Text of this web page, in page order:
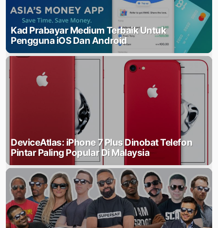
Kad Prabayar Medium Terbaik Untuk
Pengguna iOS Dan Android
DeviceAtlas: iPhone 7 Plus Dinobat Telefon
Pintar Paling Popular Di Malaysia